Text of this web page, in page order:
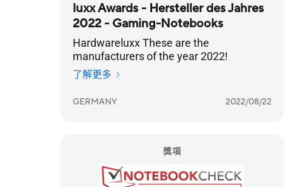
luxx Awards - Hersteller des Jahres
2022 - Gaming-Notebooks
Hardwareluxx These are the
manufacturers of the year 2022!
了解更多
GERMANY 2022/08/22
獎項